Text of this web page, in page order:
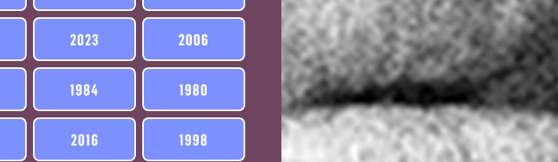
2023 2006
1984 1980
2016 1998